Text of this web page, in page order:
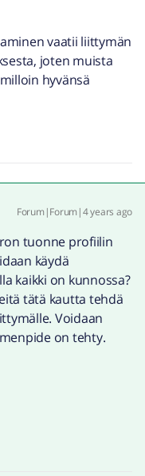
vaatii liittymän
joten muista
hyvänsä
Forum|Forum|4 years ago
tuonne profiilin
käydä
kaikki on kunnossa?
tätä kautta tehdä
Voidaan
on tehty.